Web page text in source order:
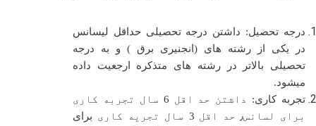
درجه تحصیل: داشتن درجه تحصیلی حداقل لیسانس
در یکی از رشته های ( انجنیری برق ) و به درجه
تحصیلی بالاتر در رشته های متذکره ارجعیت داده
میشود.
تجربه کاری:
داشتن حد اقل 6 سال تجربه کاری
برای لسانس٫ حد اقل 3 سال تجریه کاری برای